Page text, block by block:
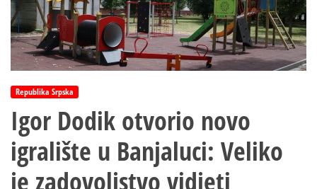
Republika Srpska
Igor Dodik otvorio novo
igralište u Banjaluci: Veliko
je zadovoljstvo vidjeti